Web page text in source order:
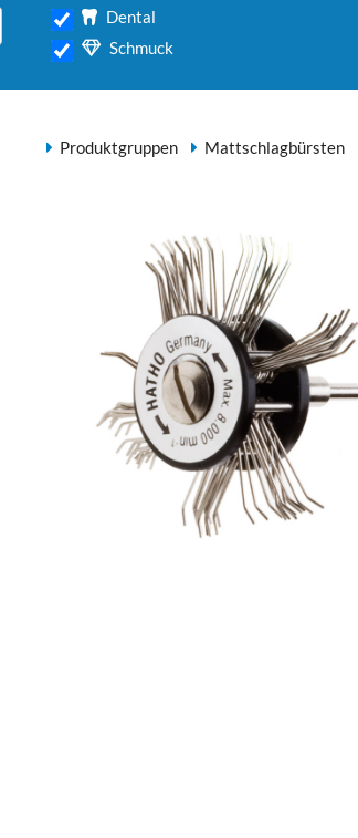
Dental
Schmuck
Produktgruppen Mattschlagbürsten